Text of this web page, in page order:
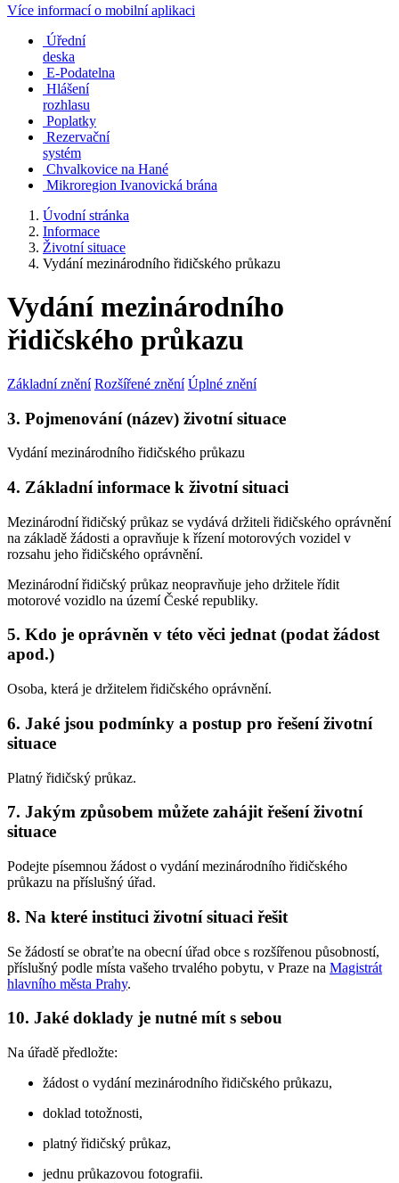
Více informací o mobilní aplikaci
Úřední
deska
E-Podatelna
Hlášení
rozhlasu
Poplatky
Rezervační
systém
Chvalkovice na Hané
Mikroregion Ivanovická brána
Úvodní stránka
Informace
Životní situace
Vydání mezinárodního řidičského průkazu
Vydání mezinárodního
řidičského průkazu
Základní znění Rozšířené znění Úplné znění
3. Pojmenování (název) životní situace
Vydání mezinárodního řidičského průkazu
4. Základní informace k životní situaci
Mezinárodní řidičský průkaz se vydává držiteli řidičského oprávnění
na základě žádosti a opravňuje k řízení motorových vozidel v
rozsahu jeho řidičského oprávnění.
Mezinárodní řidičský průkaz neopravňuje jeho držitele řídit
motorové vozidlo na území České republiky.
5. Kdo je oprávněn v této věci jednat (podat žádost
apod.)
Osoba, která je držitelem řidičského oprávnění.
6. Jaké jsou podmínky a postup pro řešení životní
situace
Platný řidičský průkaz.
7. Jakým způsobem můžete zahájit řešení životní
situace
Podejte písemnou žádost o vydání mezinárodního řidičského
průkazu na příslušný úřad.
8. Na které instituci životní situaci řešit
Se žádostí se obraťte na obecní úřad obce s rozšířenou působností,
příslušný podle místa vašeho trvalého pobytu, v Praze na Magistrát
hlavního města Prahy.
10. Jaké doklady je nutné mít s sebou
Na úřadě předložte:
žádost o vydání mezinárodního řidičského průkazu,
doklad totožnosti,
platný řidičský průkaz,
jednu průkazovou fotografii.